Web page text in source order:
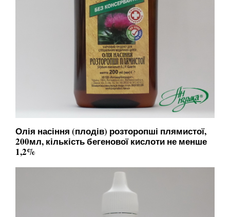
Олія насіння (плодів) розторопші плямистої,
200мл, кількість бегенової кислоти не менше
1,2%